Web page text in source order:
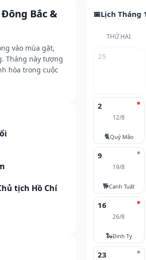
Bắc &
vào mùa gặt,
Tháng này tượng
hòa trong cuộc
tịch Hồ Chí
Lịch Tháng
THỨ HAI
25
2
12/8
🐈Quý Mão
9
19/8
🐕Canh Tuất
16
26/8
🐍Đinh Tỵ
23